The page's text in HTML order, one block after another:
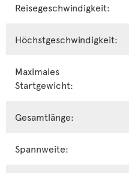
Reisegeschwindigkeit:
Höchstgeschwindigkeit:
Maximales
Startgewicht:
Gesamtlänge:
Spannweite: